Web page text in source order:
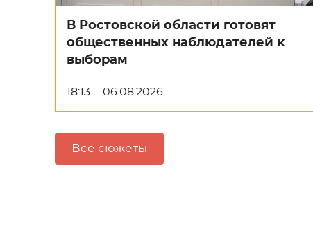
В Ростовской области готовят
общественных наблюдателей к
выборам
18:13 06.08.2026
Все сюжеты